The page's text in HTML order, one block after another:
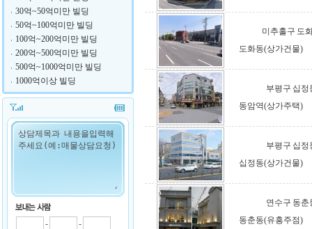
30억~50억미만 빌딩
50억~100억미만 빌딩
100억~200억미만 빌딩
200억~500억미만 빌딩
500억~1000억미만 빌딩
1000억이상 빌딩
- -
미추홀구 도
도화동(상가건물)
부평구 십정
동암역(상가주택)
부평구 십정
십정동(상가건물)
연수구 동춘
동춘동(유흥주점)